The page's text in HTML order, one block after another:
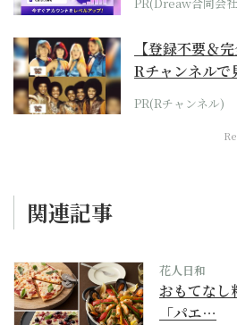
PR(Dreaw合同会
【登録不要＆
Rチャンネルで
PR(Rチャンネル)
関連記事
花人日和
おもてなし
「パエ…